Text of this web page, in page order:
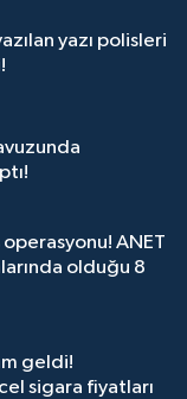
yazı polisleri
ANET
olduğu 8
geldi!
sigara fiyatları